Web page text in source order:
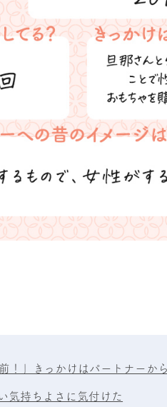
！」きっかけはパートナーか
気持ちよさに気付けた